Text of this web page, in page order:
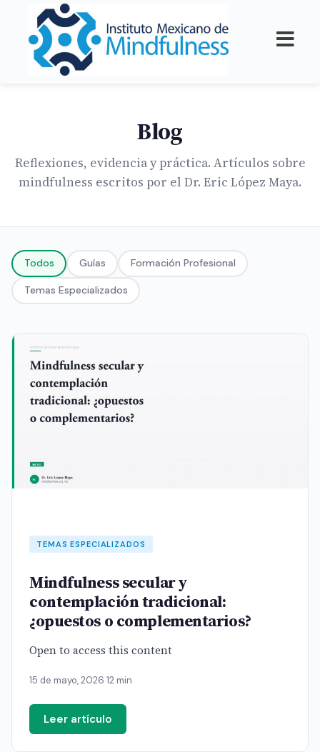
Blog
Reflexiones, evidencia y práctica. Artículos sobre
mindfulness escritos por el Dr. Eric López Maya.
Todos Guías Formación Profesional
Temas Especializados
TEMAS ESPECIALIZADOS
Mindfulness secular y
contemplación tradicional:
¿opuestos o complementarios?
Open to access this content
15 de mayo, 2026 12 min
Leer artículo